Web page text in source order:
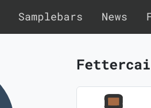
Samplebars News